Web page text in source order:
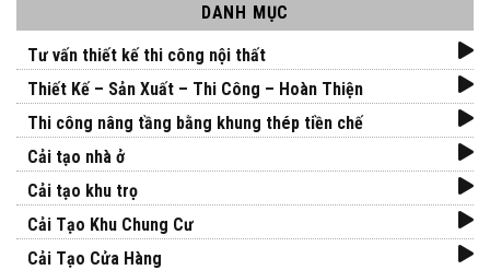
DANH MỤC
Tư vấn thiết kế thi công nội thất
Thiết Kế – Sản Xuất – Thi Công – Hoàn Thiện
Thi công nâng tầng bằng khung thép tiền chế
Cải tạo nhà ở
Cải tạo khu trọ
Cải Tạo Khu Chung Cư
Cải Tạo Cửa Hàng